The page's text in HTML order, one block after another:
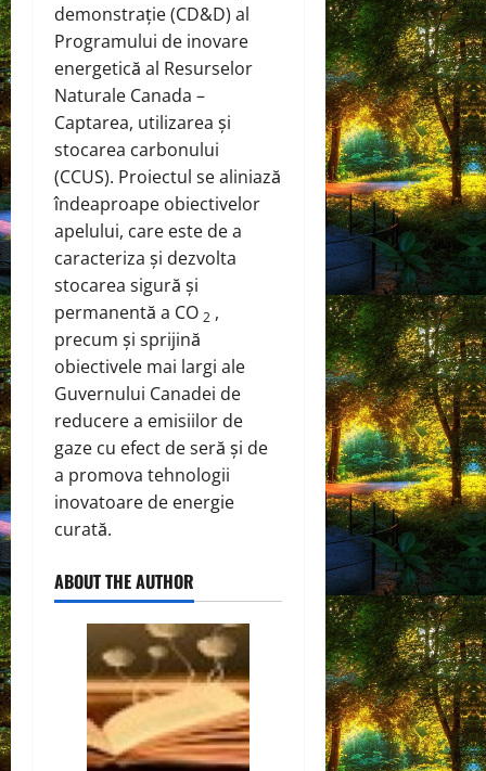
demonstrație (CD&D) al
Programului de inovare
energetică al Resurselor
Naturale Canada –
Captarea, utilizarea și
stocarea carbonului
(CCUS). Proiectul se aliniază
îndeaproape obiectivelor
apelului, care este de a
caracteriza și dezvolta
stocarea sigură și
permanentă a CO 2 ,
precum și sprijină
obiectivele mai largi ale
Guvernului Canadei de
reducere a emisiilor de
gaze cu efect de seră și de
a promova tehnologii
inovatoare de energie
curată.
ABOUT THE AUTHOR